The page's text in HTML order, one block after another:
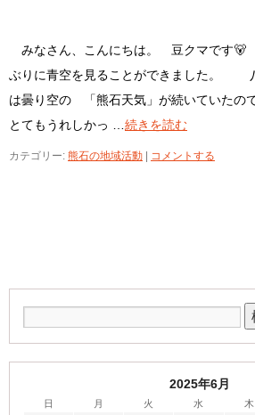
みなさん、こんにちは。 豆クマです🐻
ぶりに青空を見ることができました。
は曇り空の 「熊石天気」が続いていた
とてもうれしかっ … 続きを読む
カテゴリー: 熊石の地域活動 コメントする
2025年6月
日 月 火 水 木